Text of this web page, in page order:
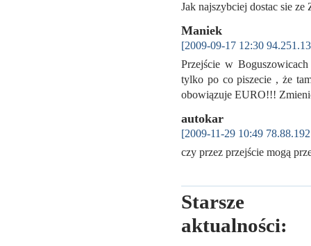
Jak najszybciej dostac sie
Maniek
[2009-09-17 12:30
Przejście w
tylko po co piszecie , że
obowiązuje EURO!!!
autokar
[2009-11-29 10:49
czy przez przejście mogą
Starsze
aktualności: